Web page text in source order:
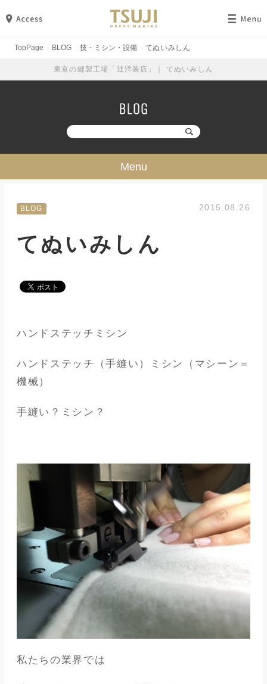
TopPage BLOG 技・ミシン・設備 てぬいみしん
東京の縫製工場「辻洋装店」｜ てぬいみしん
Menu
勉強・成長
メゾンな日々
BLOG 2015.08.26
てぬいみしん
ハンドステッチミシン
ハンドステッチ（手縫い）ミシン（マシーン＝
機械）
手縫い？ミシン？
私たちの業界では